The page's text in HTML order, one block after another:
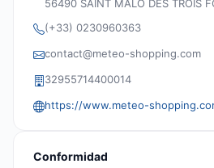
56490 SAINT MALO DES TROIS
(+33) 0230960363
contact@meteo-shopping.com
32955714400014
https://www.meteo-
Conformidad